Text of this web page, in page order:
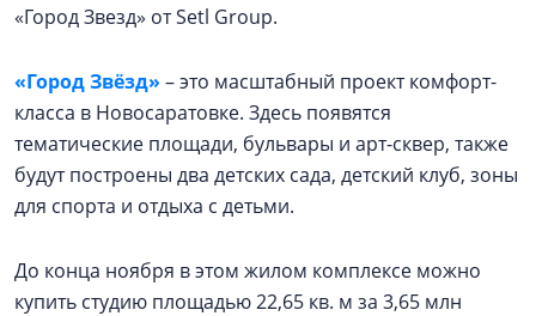
«Город Звезд» от Setl Group.
«Город Звёзд» – это масштабный проект комфорт-
класса в Новосаратовке. Здесь появятся
тематические площади, бульвары и арт-сквер, также
будут построены два детских сада, детский клуб, зоны
для спорта и отдыха с детьми.
До конца ноября в этом жилом комплексе можно
купить студию площадью 22,65 кв. м за 3,65 млн